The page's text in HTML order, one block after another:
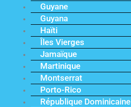
Guyane
Guyana
Haïti
Îles Vierges
Jamaïque
Martinique
Montserrat
Porto-Rico
République Dominicaine